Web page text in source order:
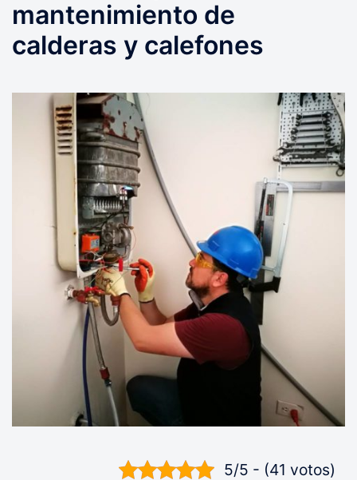
mantenimiento de
calderas y calefones
5/5 - (41 votos)